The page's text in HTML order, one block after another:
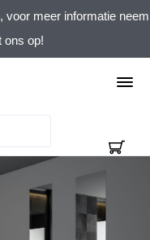
voor meer informatie neem
ons op!